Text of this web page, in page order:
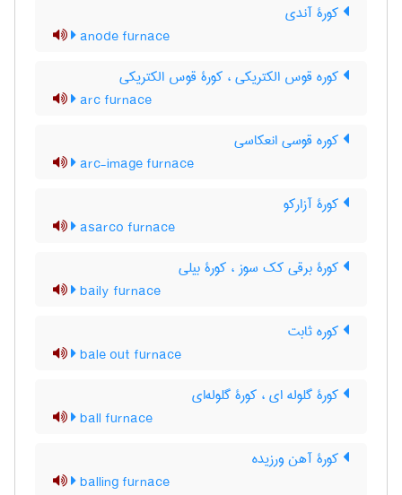
کورۀ آندی
anode furnace
کوره قوس الکتریکی ، کورۀ قوس الکتریکی
arc furnace
کوره قوسی انعکاسی
arc-image furnace
کورۀ آزارکو
asarco furnace
کورۀ برقی کک سوز ، کورۀ بیلی
baily furnace
کوره ثابت
bale out furnace
کورۀ گلوله ای ، کورۀ گلوله‌ای
ball furnace
کورۀ آهن ورزیده
balling furnace